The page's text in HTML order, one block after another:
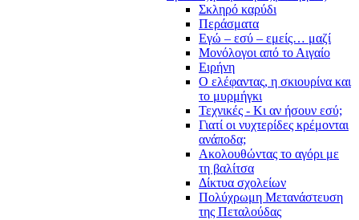
Σκληρό καρύδι
Περάσματα
Εγώ – εσύ – εμείς… μαζί
Μονόλογοι από το Αιγαίο
Ειρήνη
Ο ελέφαντας, η σκιουρίνα και
το μυρμήγκι
Τεχνικές - Κι αν ήσουν εσύ;
Γιατί οι νυχτερίδες κρέμονται
ανάποδα;
Ακολουθώντας το αγόρι με
τη βαλίτσα
Δίκτυα σχολείων
Πολύχρωμη Μετανάστευση
της Πεταλούδας